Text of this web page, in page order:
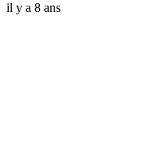
il y a 8 ans